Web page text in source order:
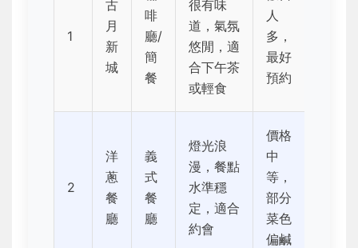
1
古
月
新
城
啡
廳/
簡
餐
很有味
道，氣氛
悠閒，適
合下午茶
或輕食
人
多，
最好
預約
2
洋
蔥
餐
廳
義
式
餐
廳
燈光浪
漫，餐點
水準穩
定，適合
約會
價格
中
等，
部分
菜色
偏鹹